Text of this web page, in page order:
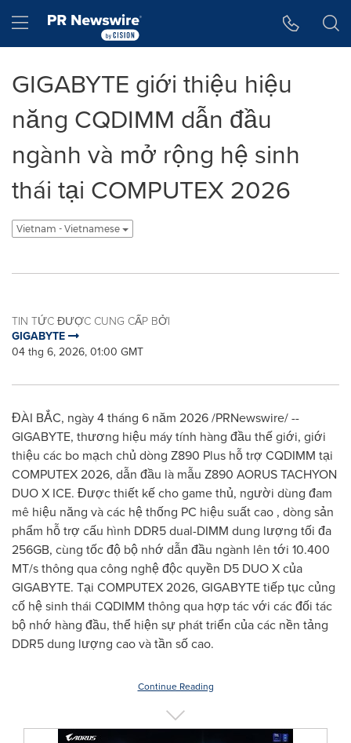
Hamburger menu
GIGABYTE giới thiệu hiệu
năng CQDIMM dẫn đầu
ngành và mở rộng hệ sinh
thái tại COMPUTEX 2026
Vietnam - Vietnamese
TIN TỨC ĐƯỢC CUNG CẤP BỞI
GIGABYTE
04 thg 6, 2026, 01:00 GMT
ĐÀI BẮC, ngày 4 tháng 6 năm 2026 /PRNewswire/ --
GIGABYTE, thương hiệu máy tính hàng đầu thế giới, giới
thiệu các bo mạch chủ dòng Z890 Plus hỗ trợ CQDIMM tại
COMPUTEX 2026, dẫn đầu là mẫu Z890 AORUS TACHYON
DUO X ICE. Được thiết kế cho game thủ, người dùng đam
mê hiệu năng và các hệ thống PC hiệu suất cao , dòng sản
phẩm hỗ trợ cấu hình DDR5 dual-DIMM dung lượng tối đa
256GB, cùng tốc độ bộ nhớ dẫn đầu ngành lên tới 10.400
MT/s thông qua công nghệ độc quyền D5 DUO X của
GIGABYTE. Tại COMPUTEX 2026, GIGABYTE tiếp tục củng
cố hệ sinh thái CQDIMM thông qua hợp tác với các đối tác
bộ nhớ hàng đầu, thể hiện sự phát triển của các nền tảng
DDR5 dung lượng cao và tần số cao.
Continue Reading